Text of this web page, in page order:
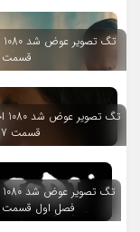
قسمت 6 اضافه شد }
قسمت 7 اضافه شد }
فصل اول قسمت 8 اضافه شد }